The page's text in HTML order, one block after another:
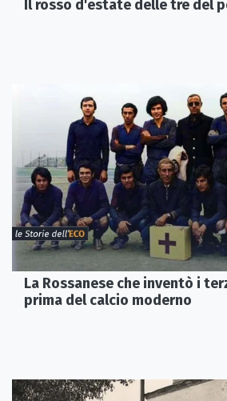
Il rosso d'estate delle tre del
La Rossanese che inventò i
prima del calcio moderno